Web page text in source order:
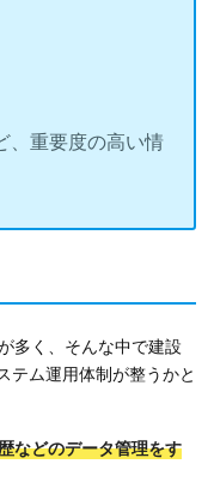
、重要度の高い情
多く、そんな中で建設
テム運用体制が整うかと
などのデータ管理をす